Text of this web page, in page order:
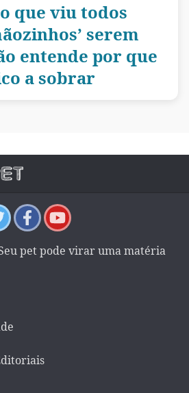
que viu todos
serem
entende por que
a sobrar
pet pode virar uma matéria